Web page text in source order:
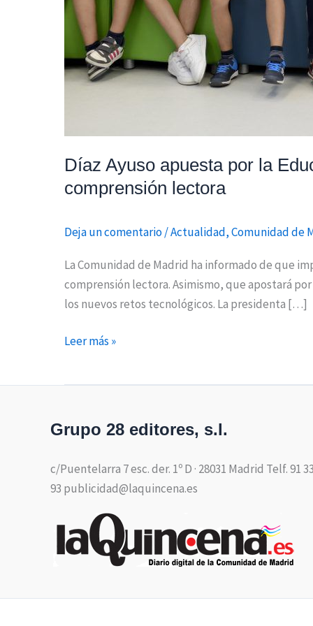
Díaz Ayuso apuesta por la
comprensión lectora
Deja un comentario/Actualidad,Comunidad de
La Comunidad de Madrid ha informado de que
comprensión lectora. Asimismo, que apostará
los nuevos retos tecnológicos. La presidenta […]
lectora
Leer más »
Grupo 28 editores, s.l.
c/Puentelarra 7 esc. der. 1º D · 28031 Madrid Telf. 91
93 publicidad@laquincena.es